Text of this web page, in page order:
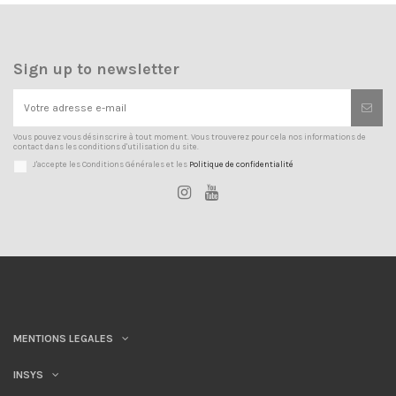
Sign up to newsletter
Vous pouvez vous désinscrire à tout moment. Vous trouverez pour cela nos informations de
contact dans les conditions d'utilisation du site.
J'accepte les Conditions Générales et les Politique de confidentialité
MENTIONS LEGALES
INSYS